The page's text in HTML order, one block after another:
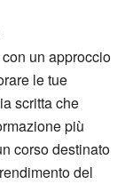
un approccio
le tue
scritta che
più
corso destinato
del